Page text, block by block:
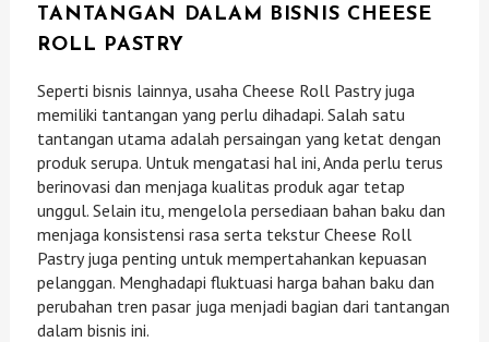
TANTANGAN DALAM BISNIS CHEESE
ROLL PASTRY
Seperti bisnis lainnya, usaha Cheese Roll Pastry juga
memiliki tantangan yang perlu dihadapi. Salah satu
tantangan utama adalah persaingan yang ketat dengan
produk serupa. Untuk mengatasi hal ini, Anda perlu terus
berinovasi dan menjaga kualitas produk agar tetap
unggul. Selain itu, mengelola persediaan bahan baku dan
menjaga konsistensi rasa serta tekstur Cheese Roll
Pastry juga penting untuk mempertahankan kepuasan
pelanggan. Menghadapi fluktuasi harga bahan baku dan
perubahan tren pasar juga menjadi bagian dari tantangan
dalam bisnis ini.